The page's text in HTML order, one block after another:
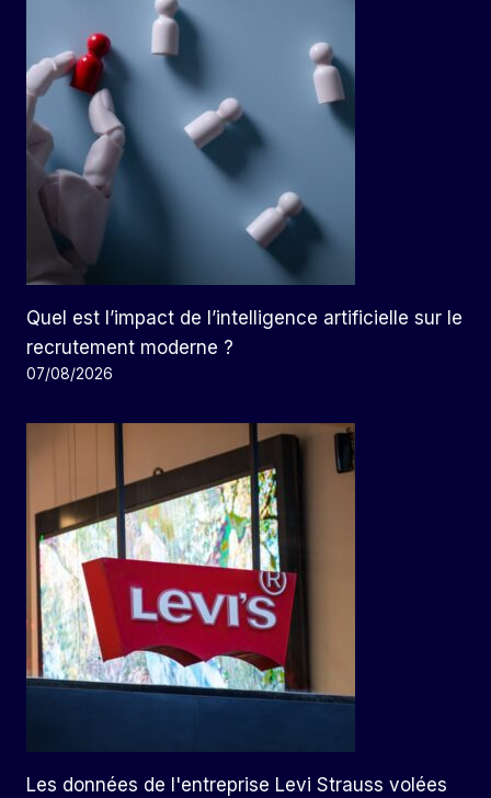
Quel est l’impact de l’intelligence artificielle sur le
recrutement moderne ?
07/08/2026
Les données de l'entreprise Levi Strauss volées